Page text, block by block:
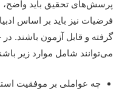
پرسش‌های تحقیق باید واضح،
فرضیات نیز باید بر اساس
گرفته و قابل آزمون باشند.
می‌توانند شامل موارد زیر
چه عواملی بر موفقیت